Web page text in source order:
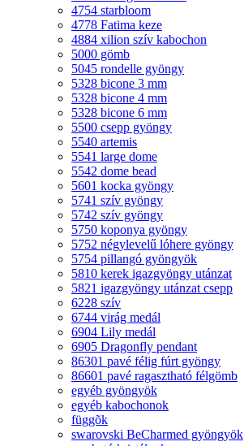
4754 starbloom
4778 Fatima keze
4884 xilion szív kabochon
5000 gömb
5045 rondelle gyöngy
5328 bicone 3 mm
5328 bicone 4 mm
5328 bicone 6 mm
5500 csepp gyöngy
5540 artemis
5541 large dome
5542 dome bead
5601 kocka gyöngy
5741 szív gyöngy
5742 szív gyöngy
5750 koponya gyöngy
5752 négylevelű lóhere gyöngy
5754 pillangó gyöngyök
5810 kerek igazgyöngy utánzat
5821 igazgyöngy utánzat csepp
6228 szív
6744 virág medál
6904 Lily medál
6905 Dragonfly pendant
86301 pavé félig fúrt gyöngy
86601 pavé ragasztható félgömb
egyéb gyöngyök
egyéb kabochonok
függõk
swarovski BeCharmed gyöngyök